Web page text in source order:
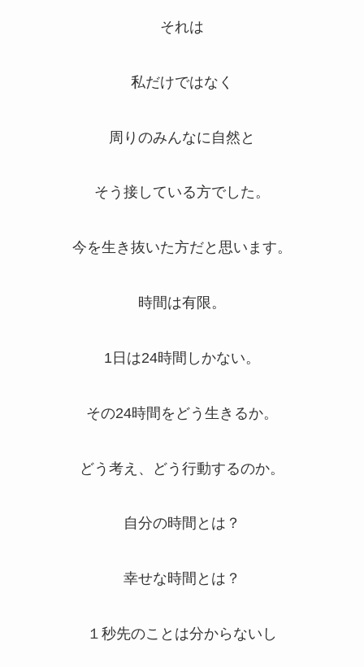
それは
私だけではなく
周りのみんなに自然と
そう接している方でした。
今を生き抜いた方だと思います。
時間は有限。
1日は24時間しかない。
その24時間をどう生きるか。
どう考え、どう行動するのか。
自分の時間とは？
幸せな時間とは？
１秒先のことは分からないし